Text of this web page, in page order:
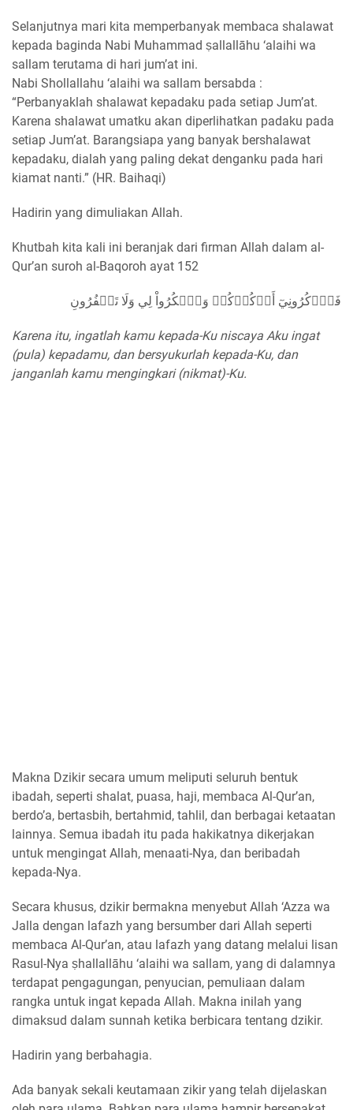
Selanjutnya mari kita memperbanyak membaca shalawat
kepada baginda Nabi Muhammad ṣallallāhu ‘alaihi wa
sallam terutama di hari jum’at ini.
Nabi Shollallahu ‘alaihi wa sallam bersabda :
“Perbanyaklah shalawat kepadaku pada setiap Jum’at.
Karena shalawat umatku akan diperlihatkan padaku pada
setiap Jum’at. Barangsiapa yang banyak bershalawat
kepadaku, dialah yang paling dekat denganku pada hari
kiamat nanti.” (HR. Baihaqi)
Hadirin yang dimuliakan Allah.
Khutbah kita kali ini beranjak dari firman Allah dalam al-
Qur’an suroh al-Baqoroh ayat 152
فَٱذۡكُرُونِيٓ أَذۡكُرۡكُمۡ وَٱشۡكُرُواْ لِي وَلَا تَكۡفُرُونِ
Karena itu, ingatlah kamu kepada-Ku niscaya Aku ingat
(pula) kepadamu, dan bersyukurlah kepada-Ku, dan
janganlah kamu mengingkari (nikmat)-Ku.
Makna Dzikir secara umum meliputi seluruh bentuk
ibadah, seperti shalat, puasa, haji, membaca Al-Qur’an,
berdo’a, bertasbih, bertahmid, tahlil, dan berbagai ketaatan
lainnya. Semua ibadah itu pada hakikatnya dikerjakan
untuk mengingat Allah, menaati-Nya, dan beribadah
kepada-Nya.
Secara khusus, dzikir bermakna menyebut Allah ‘Azza wa
Jalla dengan lafazh yang bersumber dari Allah seperti
membaca Al-Qur’an, atau lafazh yang datang melalui lisan
Rasul-Nya ṣhallallāhu ‘alaihi wa sallam, yang di dalamnya
terdapat pengagungan, penyucian, pemuliaan dalam
rangka untuk ingat kepada Allah. Makna inilah yang
dimaksud dalam sunnah ketika berbicara tentang dzikir.
Hadirin yang berbahagia.
Ada banyak sekali keutamaan zikir yang telah dijelaskan